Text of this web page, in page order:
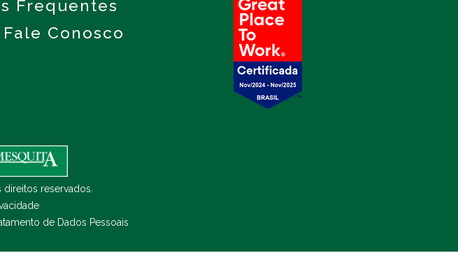
Frequentes
Fale Conosco
direitos reservados.
de Dados Pessoais